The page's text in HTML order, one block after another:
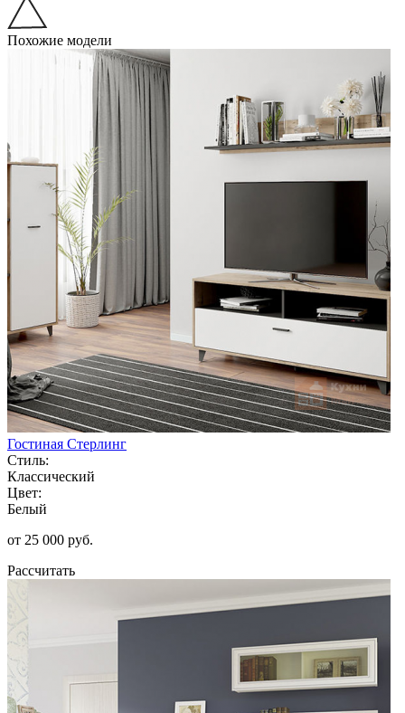
Похожие модели
Гостиная Стерлинг
Стиль:
Классический
Цвет:
Белый
от 25 000 руб.
Рассчитать